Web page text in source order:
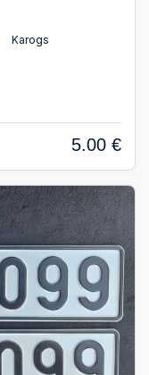
Karogs
5.00 €